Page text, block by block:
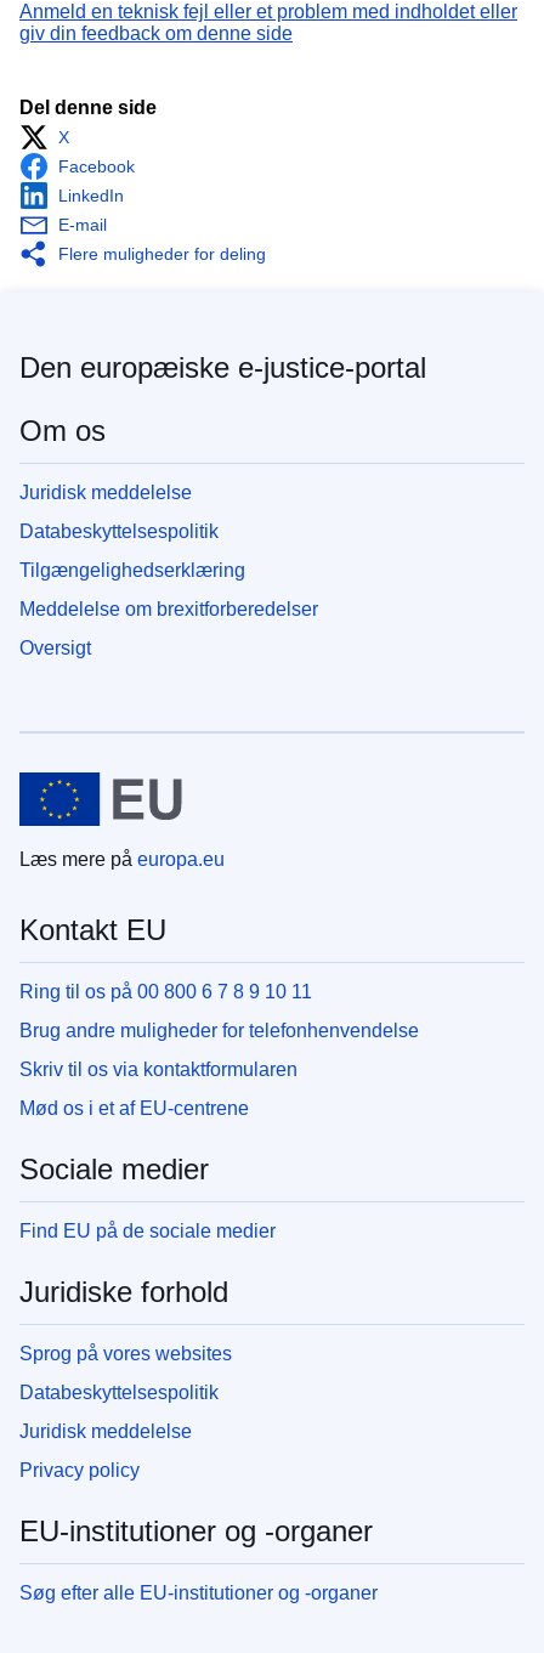
Anmeld en teknisk fejl eller et problem med indholdet eller
giv din feedback om denne side
Del denne side
X
Facebook
LinkedIn
E-mail
Flere muligheder for deling
Den europæiske e-justice-portal
Om os
Juridisk meddelelse
Databeskyttelsespolitik
Tilgængelighedserklæring
Meddelelse om brexitforberedelser
Oversigt
Læs mere på europa.eu
Kontakt EU
Ring til os på 00 800 6 7 8 9 10 11
Brug andre muligheder for telefonhenvendelse
Skriv til os via kontaktformularen
Mød os i et af EU-centrene
Sociale medier
Find EU på de sociale medier
Juridiske forhold
Sprog på vores websites
Databeskyttelsespolitik
Juridisk meddelelse
Privacy policy
EU-institutioner og -organer
Søg efter alle EU-institutioner og -organer